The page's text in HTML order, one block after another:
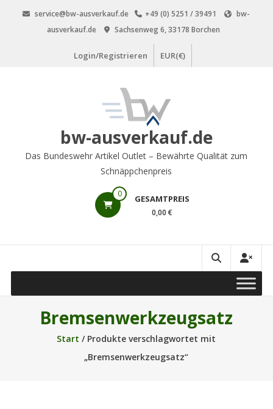
service@bw-ausverkauf.de +49 (0) 5251 / 39491
bw-
ausverkauf.de
Sachsenweg 6, 33178 Borchen
Login/Registrieren EUR(€)
bw-ausverkauf.de
Das Bundeswehr Artikel Outlet – Bewährte Qualität zum
Schnäppchenpreis
0 GESAMTPREIS
0,00 €
Bremsenwerkzeugsatz
Start / Produkte verschlagwortet mit
„Bremsenwerkzeugsatz“